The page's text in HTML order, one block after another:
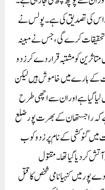
کی تصدیق کی ہے۔ پولس نے
تحقیقات کرے گی، جس نے مبینہ
کو مشتبہ قرار دے کر زد و
کے بارے میں خاموش ہیں لیکن
حراست میں لیا گیا ہے اور ان سے اچھی طرح
کہ راجستھان کے بھرت پور ضلع
میں گئو کشی کے نام پر زدوکوب
کر دیا گیا تھا۔مقتول
پور میں کنہیا نامی شخص کا قتل